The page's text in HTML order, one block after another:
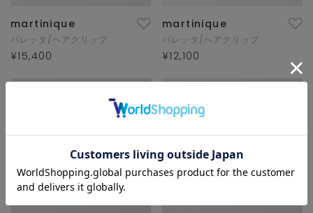
martinique
バレッタ/ヘアクリップ
¥15,400
martinique
バレッタ/ヘアクリップ
¥12,100